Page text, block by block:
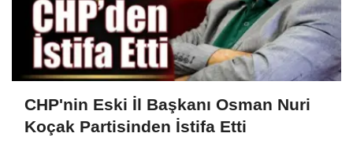
CHP'nin Eski İl Başkanı Osman Nuri
Koçak Partisinden İstifa Etti